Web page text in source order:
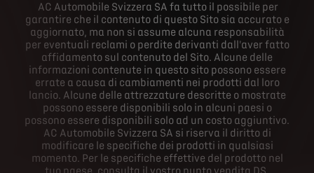
AC Automobile Svizzera SA fa tutto il possibile per
garantire che il contenuto di questo Sito sia accurato e
aggiornato, ma non si assume alcuna responsabilità
per eventuali reclami o perdite derivanti dall'aver fatto
affidamento sul contenuto del Sito. Alcune delle
informazioni contenute in questo sito possono essere
errate a causa di cambiamenti nei prodotti dal loro
lancio. Alcune delle attrezzature descritte o mostrate
possono essere disponibili solo in alcuni paesi o
possono essere disponibili solo ad un costo aggiuntivo.
AC Automobile Svizzera SA si riserva il diritto di
modificare le specifiche dei prodotti in qualsiasi
momento. Per le specifiche effettive del prodotto nel